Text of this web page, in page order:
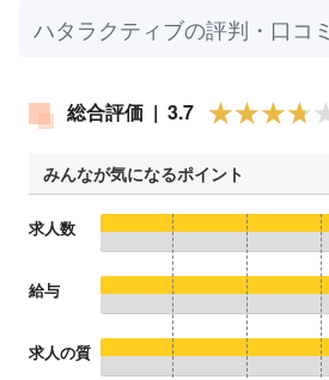
ハタラクティブの評判・口コミ
総合評価 | 3.7
みんなが気になるポイント
求人数
給与
求人の質